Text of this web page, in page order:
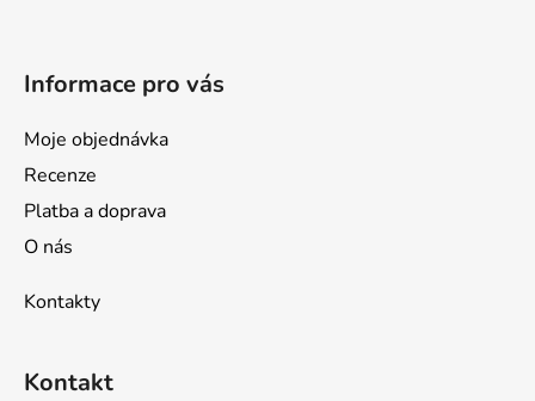
Informace pro vás
Moje objednávka
Recenze
Platba a doprava
O nás
Kontakty
Kontakt